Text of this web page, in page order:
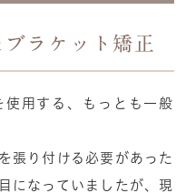
ラケット矯正
用する、もっとも一般
張り付ける必要があった
になっていましたが、現